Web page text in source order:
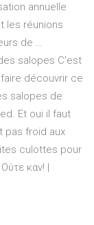
annuelle
les réunions
de …
salopes C'est
découvrir ce
salopes de
Et oui il faut
pas froid aux
culottes pour
καν! |